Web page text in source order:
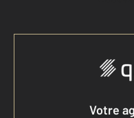
Votre